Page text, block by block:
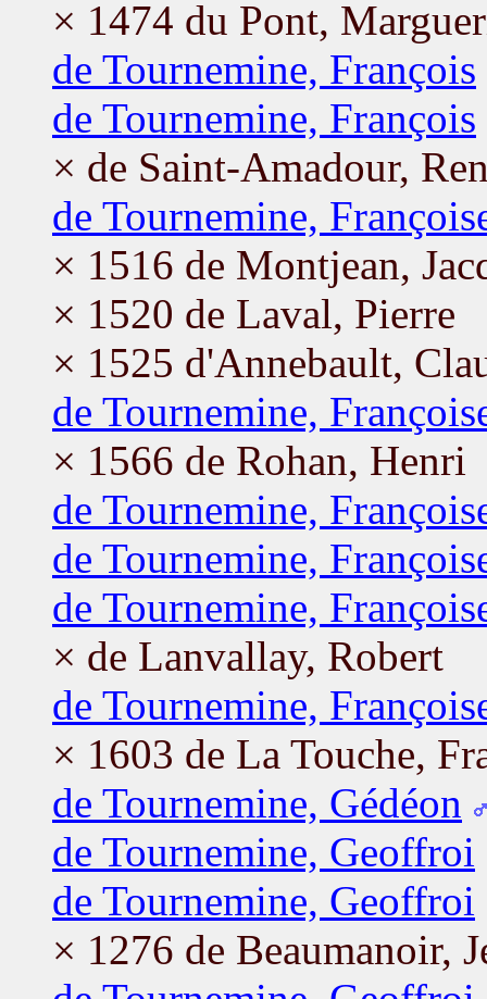
× 1474 du Pont,
de Tournemine, François
de Tournemine, François
× de Saint-Amadour,
de Tournemine,
× 1516 de Montjean,
× 1520 de Laval, Pierre
× 1525 d'Annebault,
de Tournemine,
× 1566 de Rohan, Henri
de Tournemine,
de Tournemine,
de Tournemine,
× de Lanvallay, Robert
de Tournemine,
× 1603 de La Touche,
de Tournemine, Gédéon
de Tournemine, Geoffroi
de Tournemine, Geoffroi
× 1276 de Beaumanoir,